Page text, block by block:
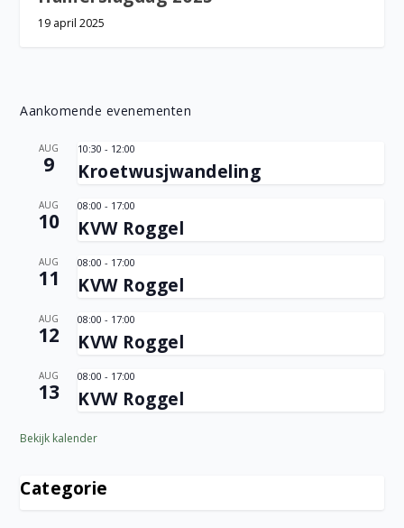
19 april 2025
Aankomende evenementen
AUG
9
10:30 - 12:00
Kroetwusjwandeling
AUG
10
08:00 - 17:00
KVW Roggel
AUG
11
08:00 - 17:00
KVW Roggel
AUG
12
08:00 - 17:00
KVW Roggel
AUG
13
08:00 - 17:00
KVW Roggel
Bekijk kalender
Categorie